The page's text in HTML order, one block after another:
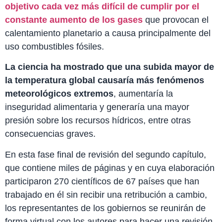
objetivo cada vez más difícil de cumplir por el
constante aumento de los gases que provocan el
calentamiento planetario a causa principalmente del
uso combustibles fósiles.
La ciencia ha mostrado que una subida mayor de
la temperatura global causaría más fenómenos
meteorológicos extremos, aumentaría la
inseguridad alimentaria y generaría una mayor
presión sobre los recursos hídricos, entre otras
consecuencias graves.
En esta fase final de revisión del segundo capítulo,
que contiene miles de páginas y en cuya elaboración
participaron 270 científicos de 67 países que han
trabajado en él sin recibir una retribución a cambio,
los representantes de los gobiernos se reunirán de